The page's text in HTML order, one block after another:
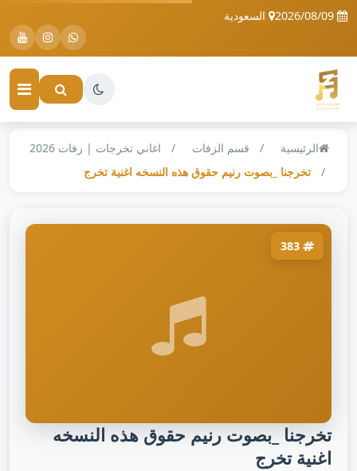
السعودية
الرئيسية قسم الزفات
اغاني تخرجات | زفات 2026
تخرجنا _بصوت رنيم حقوق هذه النسخه اغنية تخرج
تخرجنا _بصوت رنيم حقوق هذه النسخه
اغنية تخرج